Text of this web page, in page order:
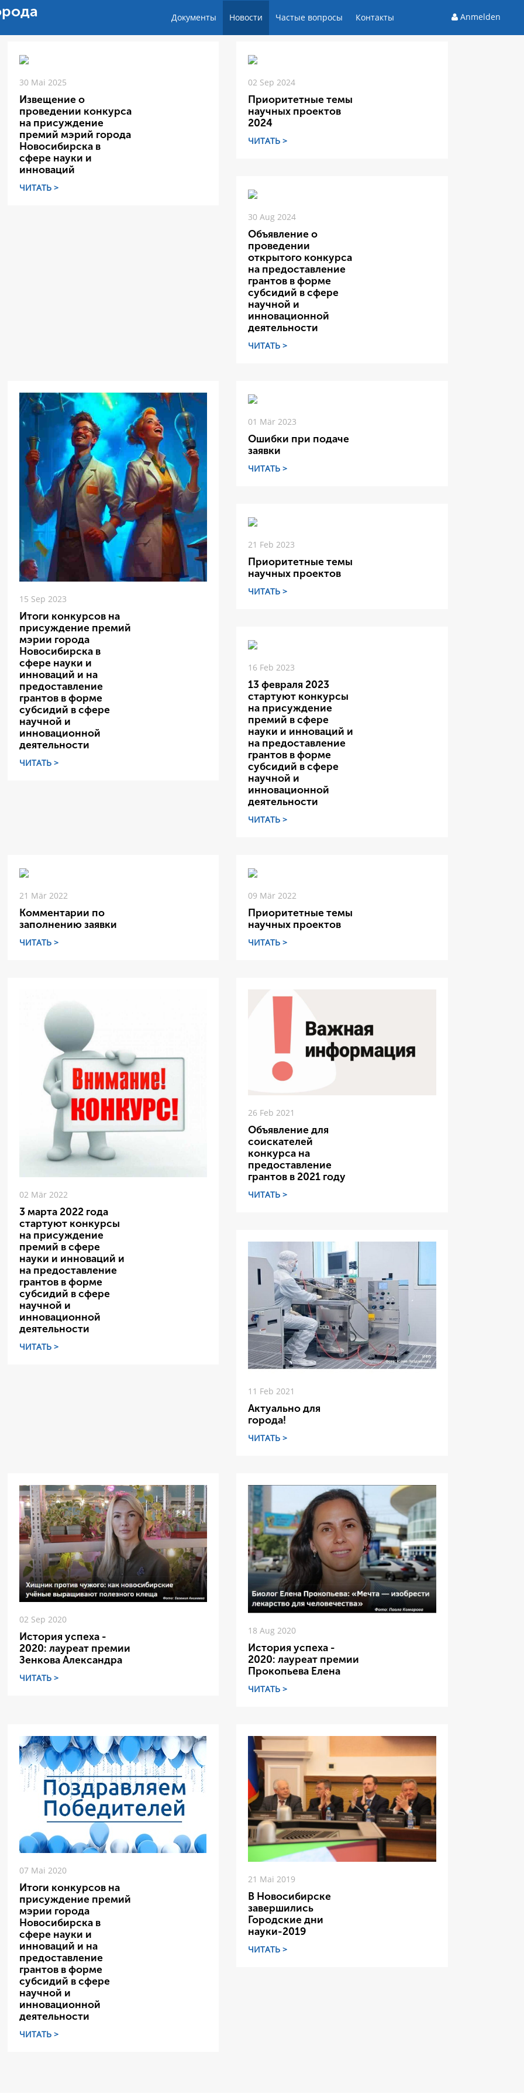
Документы Новости Частые вопросы Контакты Anmelden
30 Mai 2025
Извещение о
проведении конкурса
на присуждение
премий мэрий города
Новосибирска в
сфере науки и
инноваций
ЧИТАТЬ >
02 Sep 2024
Приоритетные темы
научных проектов
2024
ЧИТАТЬ >
30 Aug 2024
Объявление о
проведении
открытого конкурса
на предоставление
грантов в форме
субсидий в сфере
научной и
инновационной
деятельности
ЧИТАТЬ >
15 Sep 2023
Итоги конкурсов на
присуждение премий
мэрии города
Новосибирска в
сфере науки и
инноваций и на
предоставление
грантов в форме
субсидий в сфере
научной и
инновационной
деятельности
ЧИТАТЬ >
01 Mär 2023
Ошибки при подаче
заявки
ЧИТАТЬ >
21 Feb 2023
Приоритетные темы
научных проектов
ЧИТАТЬ >
16 Feb 2023
13 февраля 2023
стартуют конкурсы
на присуждение
премий в сфере
науки и инноваций и
на предоставление
грантов в форме
субсидий в сфере
научной и
инновационной
деятельности
ЧИТАТЬ >
21 Mär 2022
Комментарии по
заполнению заявки
ЧИТАТЬ >
09 Mär 2022
Приоритетные темы
научных проектов
ЧИТАТЬ >
02 Mär 2022
3 марта 2022 года
стартуют конкурсы
на присуждение
премий в сфере
науки и инноваций и
на предоставление
грантов в форме
субсидий в сфере
научной и
инновационной
деятельности
ЧИТАТЬ >
26 Feb 2021
Объявление для
соискателей
конкурса на
предоставление
грантов в 2021 году
ЧИТАТЬ >
11 Feb 2021
Актуально для
города!
ЧИТАТЬ >
02 Sep 2020
История успеха -
2020: лауреат премии
Зенкова Александра
ЧИТАТЬ >
18 Aug 2020
История успеха -
2020: лауреат премии
Прокопьева Елена
ЧИТАТЬ >
07 Mai 2020
Итоги конкурсов на
присуждение премий
мэрии города
Новосибирска в
сфере науки и
инноваций и на
предоставление
грантов в форме
субсидий в сфере
научной и
инновационной
деятельности
ЧИТАТЬ >
21 Mai 2019
В Новосибирске
завершились
Городские дни
науки-2019
ЧИТАТЬ >